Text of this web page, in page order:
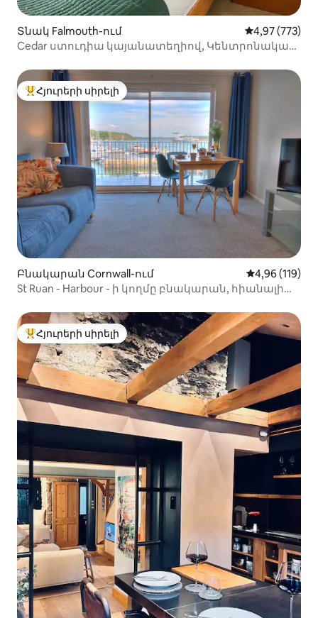
Տնակ Falmouth-ում Միջին
4,97 (773)
Cedar ստուդիա կայանատեղիով, Կենտրոնական
Հյուրերի սիրելի լավագույն տները
Հյուրերի սիրելի
Բնակարան Cornwall-ում Միջին
4,96 (119)
St Ruan - Harbour - ի կողմը բնակարան, հիանալի
Հյուրերի սիրելի լավագույն տները
Հյուրերի սիրելի